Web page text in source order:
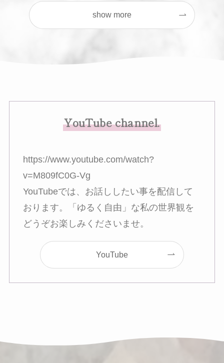
show more
YouTube channel.
https://www.youtube.com/watch?
v=M809fC0G-Vg
YouTubeでは、お話ししたい事を配信して
おります。「ゆるく自由」な私の世界観を
どうぞお楽しみくださいませ。
YouTube